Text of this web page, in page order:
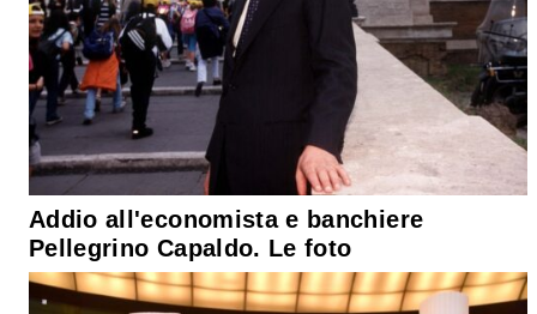
Addio all'economista e banchiere
Pellegrino Capaldo. Le foto